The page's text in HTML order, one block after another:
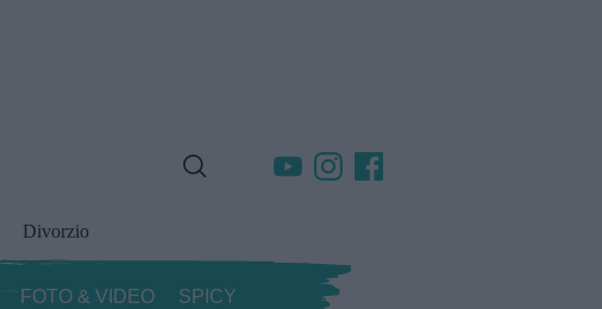
Divorzio
FOTO & VIDEO SPICY